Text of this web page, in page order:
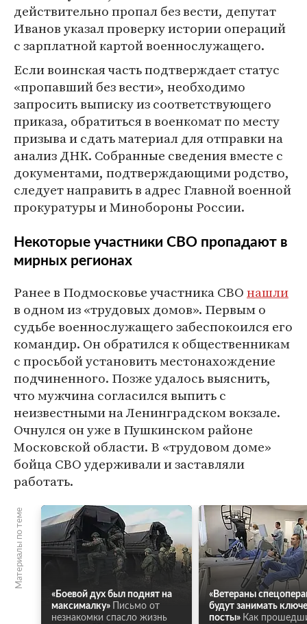
действительно пропал без вести, депутат
Иванов указал проверку истории операций
с зарплатной картой военнослужащего.
Если воинская часть подтверждает статус
«пропавший без вести», необходимо
запросить выписку из соответствующего
приказа, обратиться в военкомат по месту
призыва и сдать материал для отправки на
анализ ДНК. Собранные сведения вместе с
документами, подтверждающими родство,
следует направить в адрес Главной военной
прокуратуры и Минобороны России.
Некоторые участники СВО пропадают в
мирных регионах
Ранее в Подмосковье участника СВОнашли
в одном из «трудовых домов». Первым о
судьбе военнослужащего забеспокоился его
командир. Он обратился к общественникам
с просьбой установить местонахождение
подчиненного. Позже удалось выяснить,
что мужчина согласился выпить с
неизвестными на Ленинградском вокзале.
Очнулся он уже в Пушкинском районе
Московской области. В «трудовом доме»
бойца СВО удерживали и заставляли
работать.
Материалы по теме
«Боевой дух был поднят на
максималку»
Письмо от
незнакомки спасло жизнь
«Ветераны
будут занимать
посты» Как